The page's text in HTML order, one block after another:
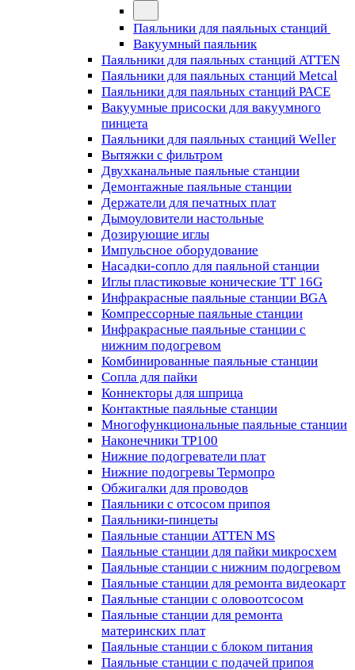
Паяльники для паяльных станций
Вакуумный паяльник
Паяльники для паяльных станций ATTEN
Паяльники для паяльных станций Metcal
Паяльники для паяльных станций PACE
Вакуумные присоски для вакуумного
пинцета
Паяльники для паяльных станций Weller
Вытяжки с фильтром
Двухканальные паяльные станции
Демонтажные паяльные станции
Держатели для печатных плат
Дымоуловители настольные
Дозирующие иглы
Импульсное оборудование
Насадки-сопло для паяльной станции
Иглы пластиковые конические TT 16G
Инфракрасные паяльные станции BGA
Компрессорные паяльные станции
Инфракрасные паяльные станции с
нижним подогревом
Комбинированные паяльные станции
Сопла для пайки
Коннекторы для шприца
Контактные паяльные станции
Многофункциональные паяльные станции
Наконечники TP100
Нижние подогреватели плат
Нижние подогревы Термопро
Обжигалки для проводов
Паяльники с отсосом припоя
Паяльники-пинцеты
Паяльные станции ATTEN MS
Паяльные станции для пайки микросхем
Паяльные станции с нижним подогревом
Паяльные станции для ремонта видеокарт
Паяльные станции с оловоотсосом
Паяльные станции для ремонта
материнских плат
Паяльные станции с блоком питания
Паяльные станции с подачей припоя